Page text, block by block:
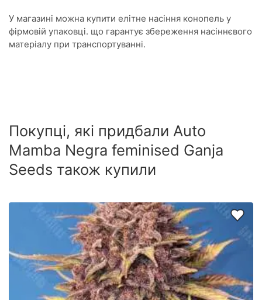
У магазині можна купити елітне насіння конопель у
фірмовій упаковці. що гарантує збереження насіннєвого
матеріалу при транспортуванні.
Покупці, які придбали Auto
Mamba Negra feminised Ganja
Seeds також купили